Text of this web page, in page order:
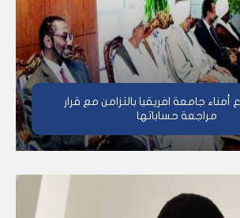
أمناء جامعة افريقيا بالتزامن مع قرار
مراجعة حساباتها